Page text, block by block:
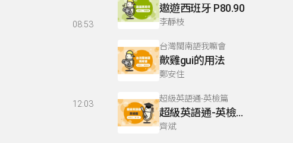
08:53
12:03
遨遊西班牙 P80.90
李靜枝
台灣閩南語我嘛會
歕雞gui的用法
鄭安住
超級英語通-英檢篇
超級英語通-英檢篇 035 Weekend Trip- 週末旅遊
齊斌